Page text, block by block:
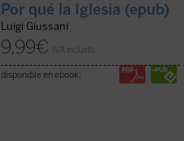
Por qué la Iglesia (epub)
Luigi Giussani
9,99€ IVA incluido
disponible en ebook: